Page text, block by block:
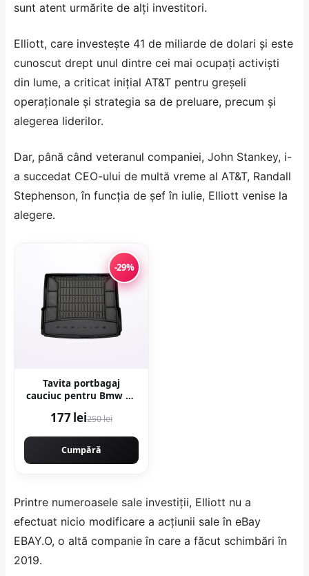
sunt atent urmărite de alți investitori.
Elliott, care investește 41 de miliarde de dolari și este
cunoscut drept unul dintre cei mai ocupați activiști
din lume, a criticat inițial AT&T pentru greșeli
operaționale și strategia sa de preluare, precum și
alegerea liderilor.
Dar, până când veteranul companiei, John Stankey, i-
a succedat CEO-ului de multă vreme al AT&T, Randall
Stephenson, în funcția de șef în iulie, Elliott venise la
alegere.
-29%
Tavita portbagaj
cauciuc pentru Bmw X1
177 lei250 lei
Cumpără
Printre numeroasele sale investiții, Elliott nu a
efectuat nicio modificare a acțiunii sale în eBay
EBAY.O, o altă companie în care a făcut schimbări în
2019.